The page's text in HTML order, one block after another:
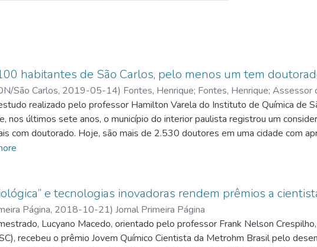
habitantes de São Carlos, pelo menos um tem
São Carlos, 2019-05-14) Fontes, Henrique; Fontes, Henrique; Assessor
realizado pelo professor Hamilton Varela do Instituto de Química de
nos últimos sete anos, o município do interior paulista registrou um
com doutorado. Hoje, são mais de 2.530 doutores em uma cidade com
o que representa um doutor para cada 100 moradores, média quase 10
e tecnologias inovadoras rendem prêmios a
Página, 2018-10-21) Jornal Primeira Página
Lucyano Macedo, orientado pelo professor Frank Nelson
recebeu o prêmio Jovem Químico Cientista da Metrohm Brasil pelo